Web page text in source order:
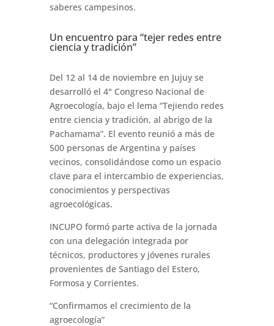
saberes campesinos.
Un encuentro para “tejer redes entre
ciencia y tradición”
Del 12 al 14 de noviembre en Jujuy se
desarrolló el 4° Congreso Nacional de
Agroecología, bajo el lema “Tejiendo redes
entre ciencia y tradición, al abrigo de la
Pachamama”. El evento reunió a más de
500 personas de Argentina y países
vecinos, consolidándose como un espacio
clave para el intercambio de experiencias,
conocimientos y perspectivas
agroecológicas.
INCUPO formó parte activa de la jornada
con una delegación integrada por
técnicos, productores y jóvenes rurales
provenientes de Santiago del Estero,
Formosa y Corrientes.
“Confirmamos el crecimiento de la
agroecología”